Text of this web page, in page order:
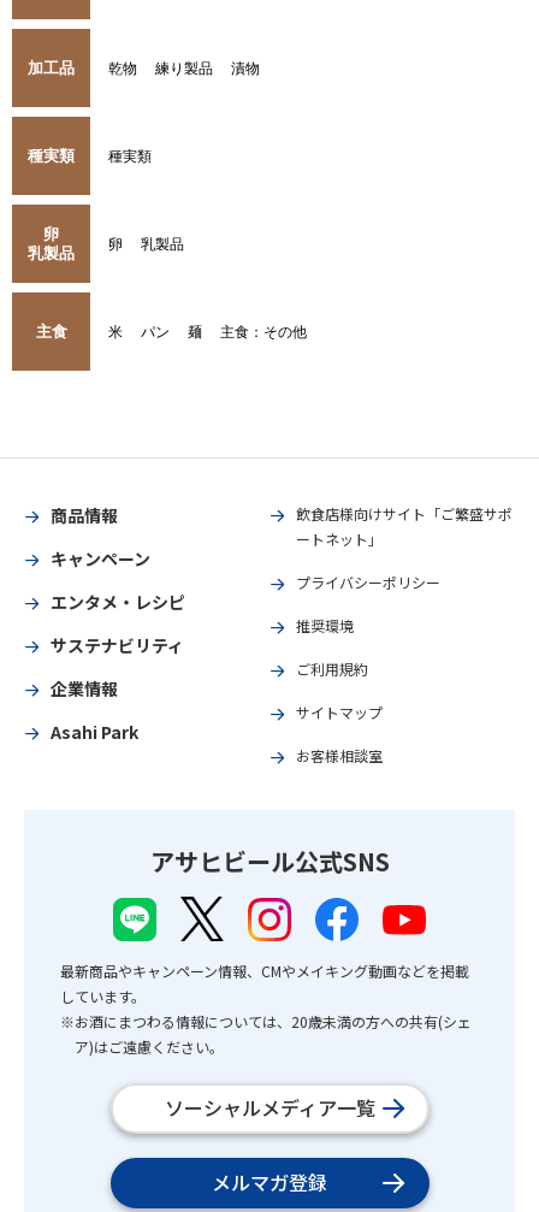
加工品 乾物 練り製品 漬物
種実類 種実類
卵
乳製品
卵 乳製品
主食 米 パン 麺 主食：その他
商品情報
キャンペーン
エンタメ・レシピ
サステナビリティ
企業情報
Asahi Park
飲食店様向けサイト「ご繁盛サポ
ートネット」
プライバシーポリシー
推奨環境
ご利用規約
サイトマップ
お客様相談室
アサヒビール公式SNS
最新商品やキャンペーン情報、CMやメイキング動画などを掲載
しています。
※お酒にまつわる情報については、20歳未満の方への共有(シェ
ア)はご遠慮ください。
ソーシャルメディア一覧
メルマガ登録